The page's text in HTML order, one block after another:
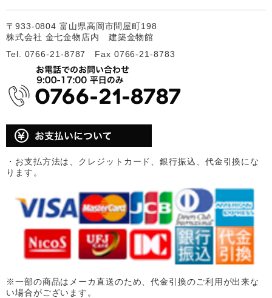
〒933-0804 富山県高岡市問屋町198
株式会社 金七金物店内 建築金物館
Tel. 0766-21-8787 Fax 0766-21-8783
・お支払方法は、クレジットカード、銀行振込、代金引換にな
ります。
※一部の商品はメーカ直送のため、代金引換のご利用が出来な
い場合がございます。